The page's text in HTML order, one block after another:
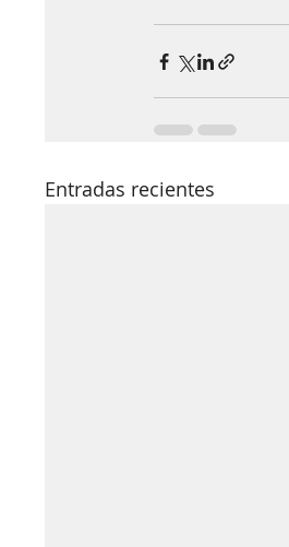
Entradas recientes